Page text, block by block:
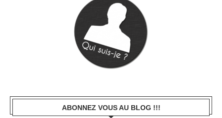
ABONNEZ VOUS AU BLOG !!!